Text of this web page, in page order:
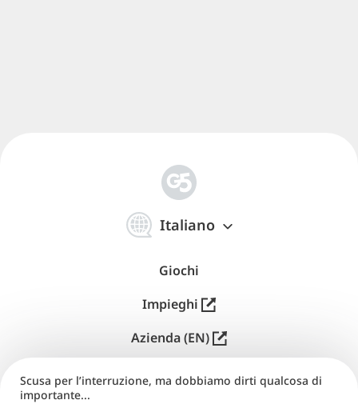
Italiano
体
中
Giochi
Impieghi
Azienda (EN)
Distribuzione (EN)
Scusa per l’interruzione, ma dobbiamo dirti qualcosa di
importante...